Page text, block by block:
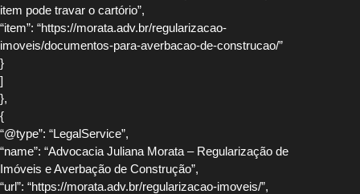
item pode travar o cartório”,
“item”: “https://morata.adv.br/regularizacao-
imoveis/documentos-para-averbacao-de-construcao/”
}
]
},
{
“@type”: “LegalService”,
“name”: “Advocacia Juliana Morata – Regularização de
Imóveis e Averbação de Construção”,
“url”: “https://morata.adv.br/regularizacao-imoveis/”,